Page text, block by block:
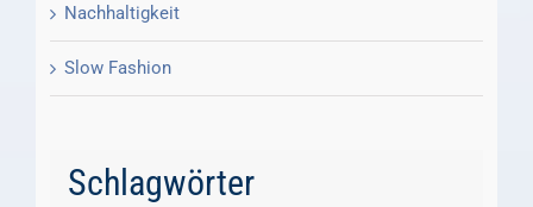
Nachhaltigkeit
Slow Fashion
Schlagwörter